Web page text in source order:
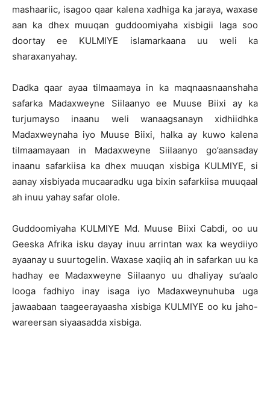
mashaariic, isagoo qaar kalena xadhiga ka jaraya, waxase
aan ka dhex muuqan guddoomiyaha xisbigii laga soo
doortay ee KULMIYE islamarkaana uu weli ka
sharaxanyahay.
Dadka qaar ayaa tilmaamaya in ka maqnaasnaanshaha
safarka Madaxweyne Siilaanyo ee Muuse Biixi ay ka
turjumayso inaanu weli wanaagsanayn xidhiidhka
Madaxweynaha iyo Muuse Biixi, halka ay kuwo kalena
tilmaamayaan in Madaxweyne Siilaanyo go’aansaday
inaanu safarkiisa ka dhex muuqan xisbiga KULMIYE, si
aanay xisbiyada mucaaradku uga bixin safarkiisa muuqaal
ah inuu yahay safar olole.
Guddoomiyaha KULMIYE Md. Muuse Biixi Cabdi, oo uu
Geeska Afrika isku dayay inuu arrintan wax ka weydiiyo
ayaanay u suurtogelin. Waxase xaqiiq ah in safarkan uu ka
hadhay ee Madaxweyne Siilaanyo uu dhaliyay su’aalo
looga fadhiyo inay isaga iyo Madaxweynuhuba uga
jawaabaan taageerayaasha xisbiga KULMIYE oo ku jaho-
wareersan siyaasadda xisbiga.